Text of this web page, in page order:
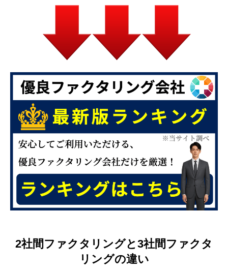
2社間ファクタリングと3社間ファクタ
リングの違い